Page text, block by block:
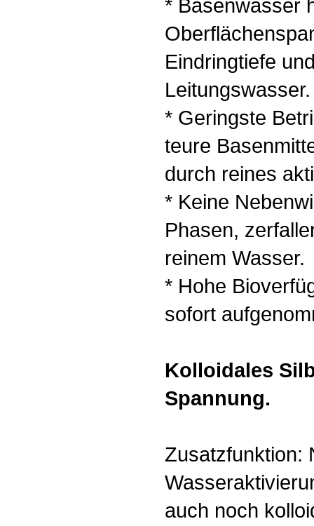
* Basenwasser
Eindringtiefe
Leitungswasser.
* Geringste
teure
durch reines
* Keine
Phasen,
reinem Wasser.
* Hohe
sofort
Kolloidales
Spannung.
Zusatzfunktion:
auch noch